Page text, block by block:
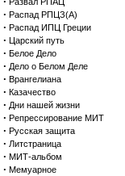
· Распад РПЦЗ(А)
· Распад ИПЦ Греции
· Царский путь
· Белое Дело
· Дело о Белом Деле
· Врангелиана
· Казачество
· Дни нашей жизни
· Репрессирование МИТ
· Русская защита
· Литстраница
· МИТ-альбом
· Мемуарное